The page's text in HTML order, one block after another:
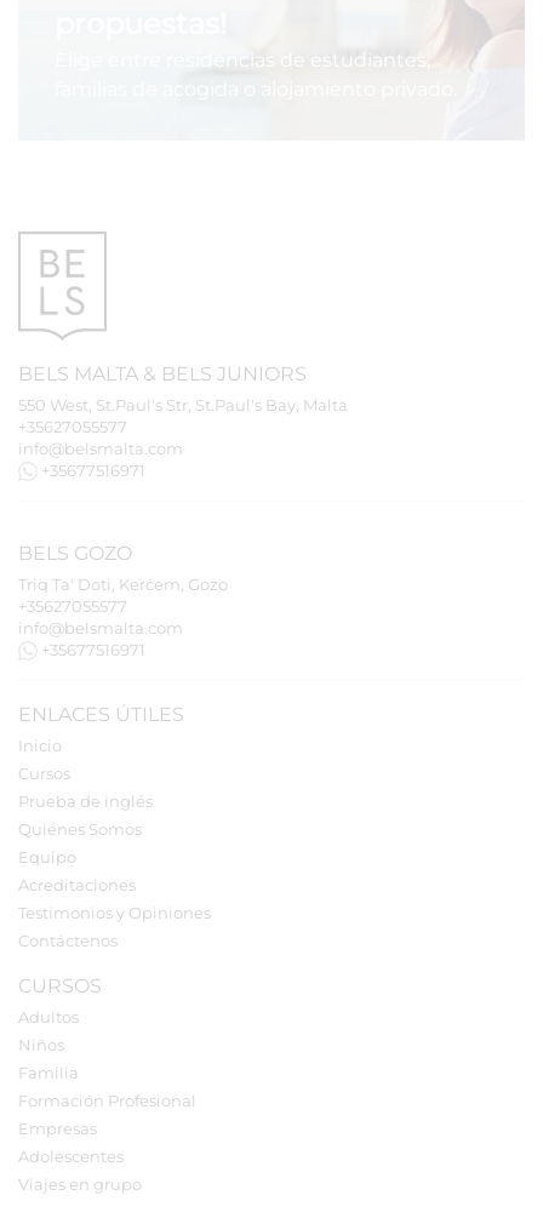
Elige entre residencias de estudiantes,
BELS MALTA & BELS JUNIORS
550 West, St.Paul's Str, St.Paul's Bay, Malta
+35627055577
info@belsmalta.com
+35677516971
BELS GOZO
Triq Ta' Doti, Kerċem, Gozo
+35627055577
info@belsmalta.com
+35677516971
ENLACES ÚTILES
Inicio
Cursos
Prueba de inglés
Quiénes Somos
Equipo
Acreditaciones
Testimonios y Opiniones
Contáctenos
CURSOS
Adultos
Niños
Familia
Formación Profesional
Empresas
Adolescentes
Viajes en grupo